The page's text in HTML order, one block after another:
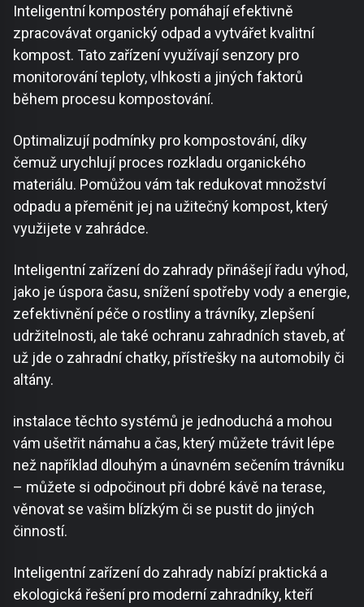
Inteligentní kompostéry pomáhají efektivně
zpracovávat organický odpad a vytvářet kvalitní
kompost. Tato zařízení využívají senzory pro
monitorování teploty, vlhkosti a jiných faktorů
během procesu kompostování.
Optimalizují podmínky pro kompostování, díky
čemuž urychlují proces rozkladu organického
materiálu. Pomůžou vám tak redukovat množství
odpadu a přeměnit jej na užitečný kompost, který
využijete v zahrádce.
Inteligentní zařízení do zahrady přinášejí řadu výhod,
jako je úspora času, snížení spotřeby vody a energie,
zefektivnění péče o rostliny a trávníky, zlepšení
udržitelnosti, ale také ochranu zahradních staveb, ať
už jde o zahradní chatky, přístřešky na automobily či
altány.
instalace těchto systémů je jednoduchá a mohou
vám ušetřit námahu a čas, který můžete trávit lépe
než například dlouhým a únavném sečením trávníku
– můžete si odpočinout při dobré kávě na terase,
věnovat se vašim blízkým či se pustit do jiných
činností.
Inteligentní zařízení do zahrady nabízí praktická a
ekologická řešení pro moderní zahradníky, kteří